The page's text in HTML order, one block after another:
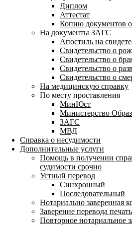
Диплом
Аттестат
Копию документов
На документы ЗАГС
Апостиль на
Свидетельство о
Свидетельство о
Свидетельство о
Свидетельство о
На медицинскую справку
По месту проставления
МинЮст
Министерство
ЗАГС
МВД
Справка о несудимости
Дополнительные услуги
Помощь в получении
судимости срочно
Устный перевод
Синхронный
Последовательный
Нотариально заверенная
Заверение перевода
Повторное нотариальное